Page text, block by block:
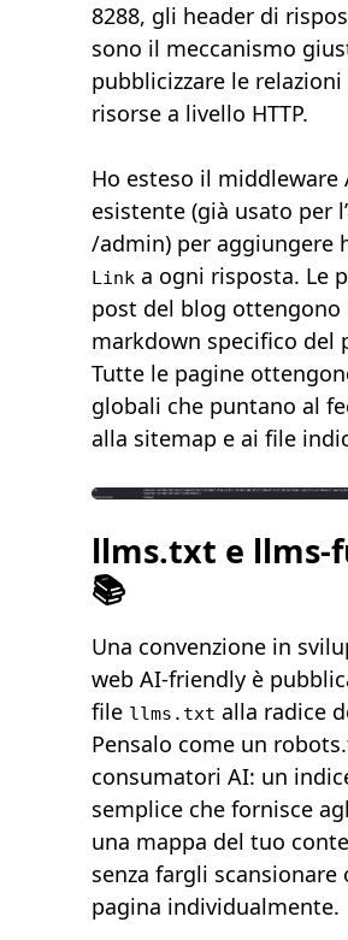
8288, gli header di
sono il meccanismo
pubblicizzare le relazioni
risorse a livello HTTP.
Ho esteso il middleware
esistente (già usato per
/admin) per aggiungere
Link a ogni risposta. Le
post del blog
markdown specifico del
Tutte le pagine
globali che puntano al
alla sitemap e ai file
llms.txt e
📚
Una convenzione in
web AI-friendly è
file llms.txt alla radice
Pensalo come un
consumatori AI: un
semplice che fornisce
una mappa del tuo
senza fargli scansionare
pagina individualmente.